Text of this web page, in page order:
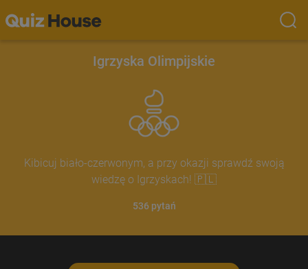
Igrzyska Olimpijskie
Kibicuj biało-czerwonym, a przy okazji sprawdź swoją
wiedzę o Igrzyskach! 🇵🇱
536 pytań